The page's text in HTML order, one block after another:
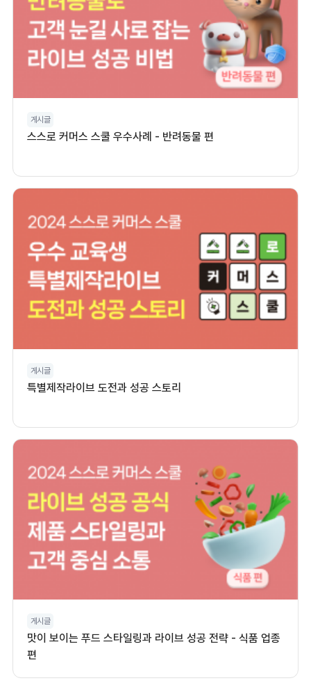
게시글
스스로 커머스 스쿨 우수사례 - 반려동물 편
게시글
특별제작라이브 도전과 성공 스토리
게시글
맛이 보이는 푸드 스타일링과 라이브 성공 전략 - 식품 업종
편